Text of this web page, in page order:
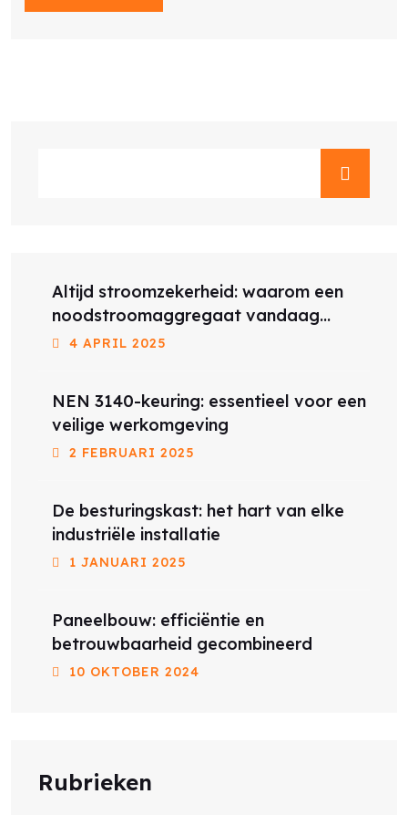
Altijd stroomzekerheid: waarom een
noodstroomaggregaat vandaag
belangrijker is dan ooit
4 APRIL 2025
NEN 3140-keuring: essentieel voor een
veilige werkomgeving
2 FEBRUARI 2025
De besturingskast: het hart van elke
industriële installatie
1 JANUARI 2025
Paneelbouw: efficiëntie en
betrouwbaarheid gecombineerd
10 OKTOBER 2024
Rubrieken